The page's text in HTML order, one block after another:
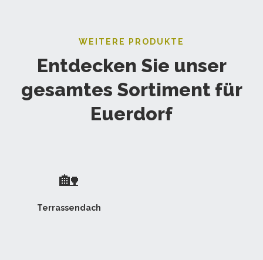
WEITERE PRODUKTE
Entdecken Sie unser
gesamtes Sortiment für
Euerdorf
🏡
Terrassendach